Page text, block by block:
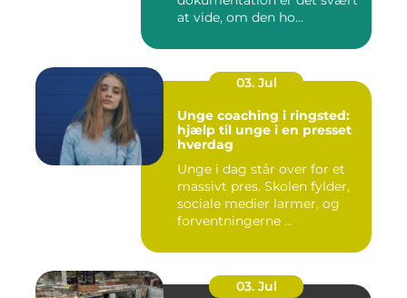
at vide, om den ho...
03. Jul
Unge coaching i ringsted:
hjælp til unge i en presset
hverdag
Unge i dag står over for et
massivt pres. Skolen fylder,
sociale medier larmer, og
forventningerne ...
03. Jul